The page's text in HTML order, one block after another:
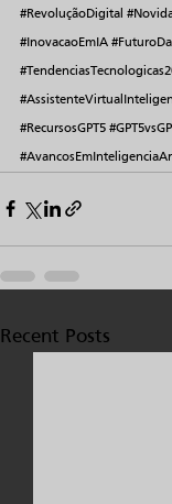
#RevoluçãoDigital
#InovacaoEmIA
#RecursosGPT5
Recent Posts